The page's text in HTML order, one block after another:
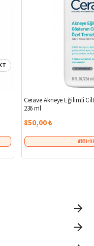
Cerave Akneye Eğilimli
236 ml
850,00 ₺